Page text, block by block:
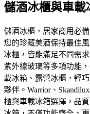
儲酒冰櫃與車載
儲酒冰櫃，居家商用必
您的珍藏美酒保持最佳
冰櫃，皆能滿足不同需
紫外線玻璃等多項功能
載冰箱、露營冰櫃，輕
夥伴。Warrior、
櫃與車載冰箱選擇，品